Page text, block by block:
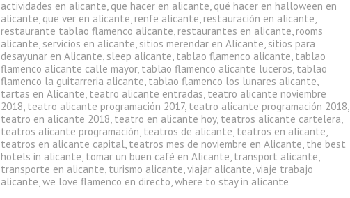
actividades en alicante, que hacer en alicante, qué hacer en halloween en
alicante, que ver en alicante, renfe alicante, restauración en alicante,
restaurante tablao flamenco alicante, restaurantes en alicante, rooms
alicante, servicios en alicante, sitios merendar en Alicante, sitios para
desayunar en Alicante, sleep alicante, tablao flamenco alicante, tablao
flamenco alicante calle mayor, tablao flamenco alicante luceros, tablao
flamenco la guitarreria alicante, tablao flamenco los lunares alicante,
tartas en Alicante, teatro alicante entradas, teatro alicante noviembre
2018, teatro alicante programación 2017, teatro alicante programación 2018,
teatro en alicante 2018, teatro en alicante hoy, teatros alicante cartelera,
teatros alicante programación, teatros de alicante, teatros en alicante,
teatros en alicante capital, teatros mes de noviembre en Alicante, the best
hotels in alicante, tomar un buen café en Alicante, transport alicante,
transporte en alicante, turismo alicante,viajar alicante,viaje trabajo
alicante,we love flamenco en directo,where to stay in alicante